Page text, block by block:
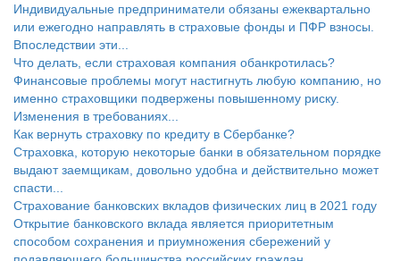
Индивидуальные предприниматели обязаны ежеквартально
или ежегодно направлять в страховые фонды и ПФР взносы.
Впоследствии эти...
Что делать, если страховая компания обанкротилась?
Финансовые проблемы могут настигнуть любую компанию, но
именно страховщики подвержены повышенному риску.
Изменения в требованиях...
Как вернуть страховку по кредиту в Сбербанке?
Страховка, которую некоторые банки в обязательном порядке
выдают заемщикам, довольно удобна и действительно может
спасти...
Страхование банковских вкладов физических лиц в 2021 году
Открытие банковского вклада является приоритетным
способом сохранения и приумножения сбережений у